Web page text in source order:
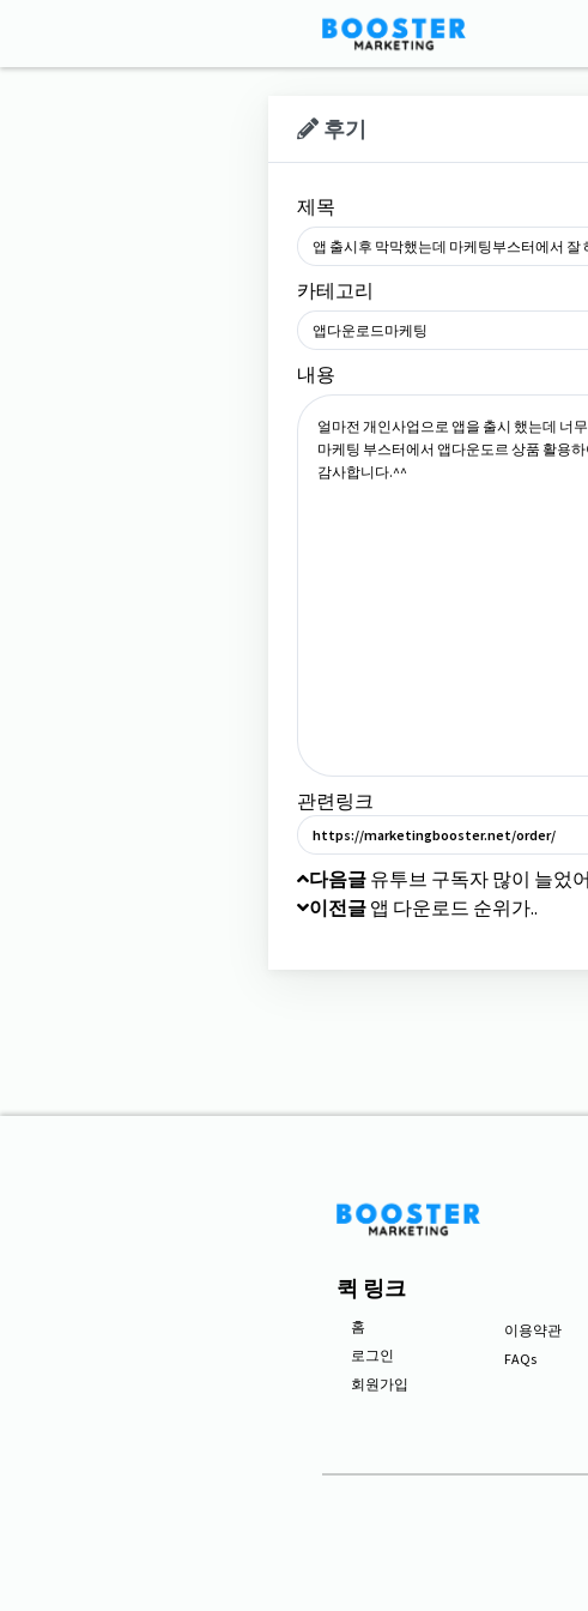
후기
제목
앱 출시후 막막했는데 마케팅부스터에서 잘
카테고리
앱다운로드마케팅
내용
관련링크
https://marketingbooster.net/order/
다음글 유투브 구독자 많이 늘었
이전글 앱 다운로드 순위가..
퀵 링크
홈
로그인
회원가입
이용약관
FAQs